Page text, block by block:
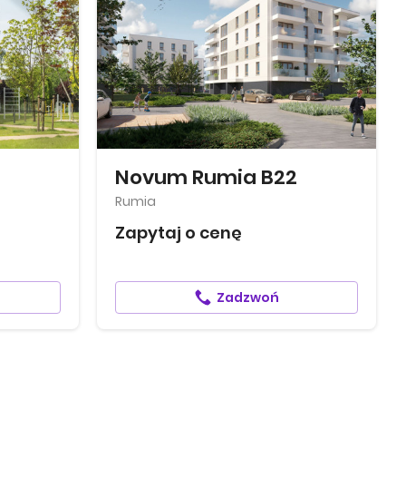
Novum Rumia B22
Rumia
Zapytaj o cenę
Zadzwoń